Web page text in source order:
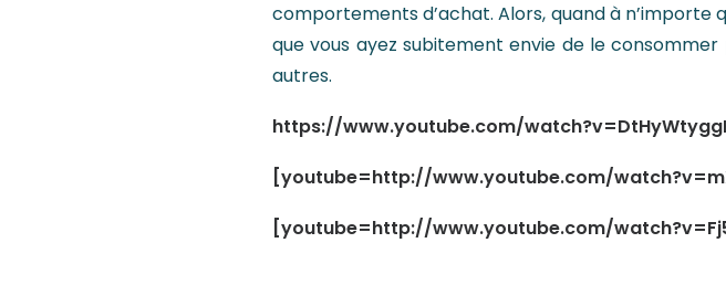
comportements d’achat. Alors, quand à n’importe
que vous ayez subitement envie de le
autres.
https://www.youtube.com/
[youtube=http://www.youtube.com/
[youtube=http://www.youtube.com/